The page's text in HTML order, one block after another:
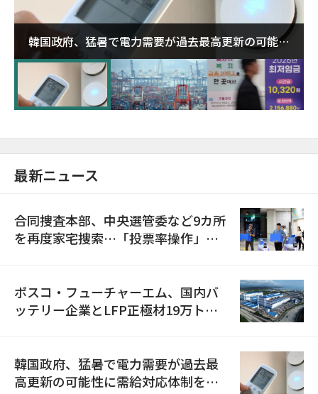
韓国政府、猛暑で電力需要が過去最高更新の可能性
に需給対応体制を点検
最新ニュース
合同捜査本部、中央選管委など9カ所
を再度家宅捜索…「投票率操作」の
ポスコ・フューチャーエム、国内バ
ッテリー企業とLFP正極材19万トン
韓国政府、猛暑で電力需要が過去最
高更新の可能性に需給対応体制を点